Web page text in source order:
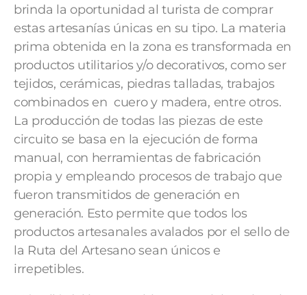
brinda la oportunidad al turista de comprar
estas artesanías únicas en su tipo. La materia
prima obtenida en la zona es transformada en
productos utilitarios y/o decorativos, como ser
tejidos, cerámicas, piedras talladas, trabajos
combinados en cuero y madera, entre otros.
La producción de todas las piezas de este
circuito se basa en la ejecución de forma
manual, con herramientas de fabricación
propia y empleando procesos de trabajo que
fueron transmitidos de generación en
generación. Esto permite que todos los
productos artesanales avalados por el sello de
la Ruta del Artesano sean únicos e
irrepetibles.